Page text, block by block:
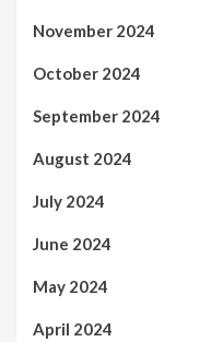
November 2024
October 2024
September 2024
August 2024
July 2024
June 2024
May 2024
April 2024